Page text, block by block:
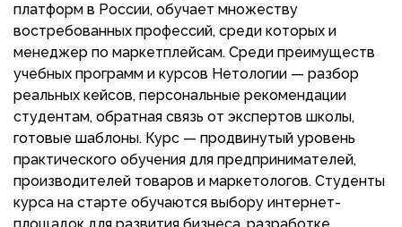
платформ в России, обучает множеству
востребованных профессий, среди которых и
менеджер по маркетплейсам. Среди преимуществ
учебных программ и курсов Нетологии — разбор
реальных кейсов, персональные рекомендации
студентам, обратная связь от экспертов школы,
готовые шаблоны. Курс — продвинутый уровень
практического обучения для предпринимателей,
производителей товаров и маркетологов. Студенты
курса на старте обучаются выбору интернет-